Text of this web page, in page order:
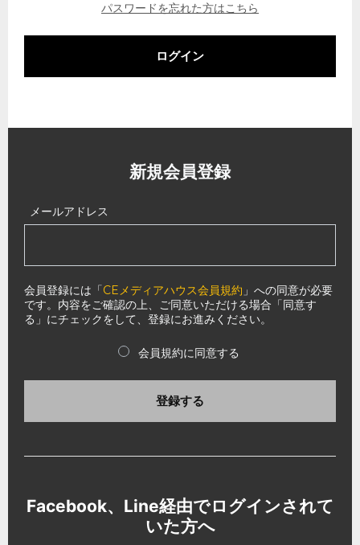
パスワードを忘れた方はこちら
ログイン
新規会員登録
メールアドレス
会員登録には「CEメディアハウス会員規約 」への同意が必要
です。内容をご確認の上、ご同意いただける場合「同意す
る」にチェックをして、登録にお進みください。
会員規約に同意する
登録する
Facebook、Line経由でログインされて
いた方へ